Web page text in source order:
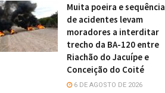
Muita poeira e sequência
de acidentes levam
moradores a interditar
trecho da BA-120 entre
Riachão do Jacuípe e
Conceição do Coité
6 DE AGOSTO DE 2026